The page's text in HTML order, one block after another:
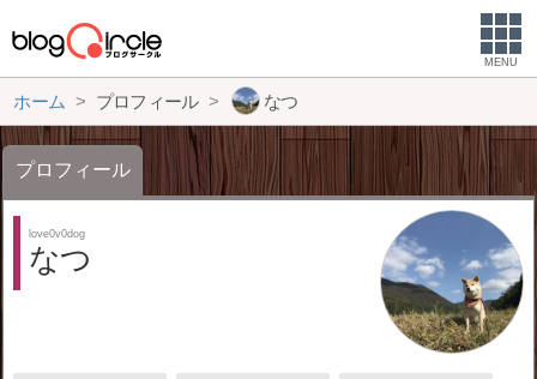
MENU
ホーム プロフィール なつ
プロフィール
love0v0dog
なつ